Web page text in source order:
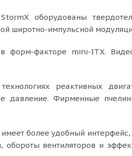
оборудованы
широтно-импульсной
факторе mini-ITX.
реактивных
давление. Фирменные
имеет более удобный
вентиляторов и